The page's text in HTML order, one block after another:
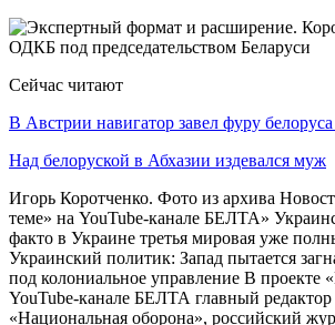
Сейчас читают
В Австрии навигатор завел фуру
Над белоруской в Абхазии издевался муж
Игорь Коротченко. Фото из архива
теме» на YouTube-канале БЕЛТА»
факто в Украине третья мировая уже
Украинский политик: Запад пытается
под колониальное управление В проекте
YouTube-канале БЕЛТА главный
«Национальная оборона», российский